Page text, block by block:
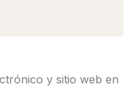
y sitio web en